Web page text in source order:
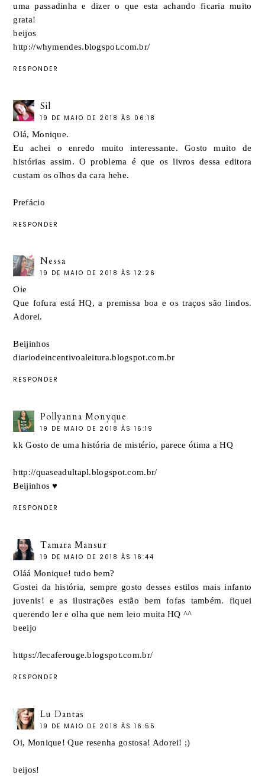
uma passadinha e dizer o que esta achando ficaria muito
grata!
beijos
http://whymendes.blogspot.com.br/
RESPONDER
Sil
19 DE MAIO DE 2018 ÀS 06:18
Olá, Monique.
Eu achei o enredo muito interessante. Gosto muito de
histórias assim. O problema é que os livros dessa editora
custam os olhos da cara hehe.
Prefácio
RESPONDER
Nessa
19 DE MAIO DE 2018 ÀS 12:26
Oie
Que fofura está HQ, a premissa boa e os traços são lindos.
Adorei.
Beijinhos
diariodeincentivoaleitura.blogspot.com.br
RESPONDER
Pollyanna Monyque
19 DE MAIO DE 2018 ÀS 16:19
kk Gosto de uma história de mistério, parece ótima a HQ
http://quaseadultapl.blogspot.com.br/
Beijinhos ♥
RESPONDER
Tamara Mansur
19 DE MAIO DE 2018 ÀS 16:44
Oláá Monique! tudo bem?
Gostei da história, sempre gosto desses estilos mais infanto
juvenis! e as ilustrações estão bem fofas também. fiquei
querendo ler e olha que nem leio muita HQ ^^
beeijo
https://lecaferouge.blogspot.com.br/
RESPONDER
Lu Dantas
19 DE MAIO DE 2018 ÀS 16:55
Oi, Monique! Que resenha gostosa! Adorei! ;)
beijos!